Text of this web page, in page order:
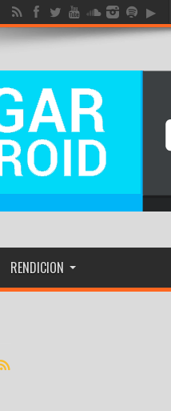
RENDICION